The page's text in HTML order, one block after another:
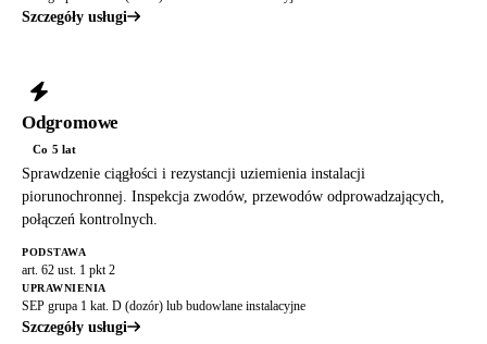
Szczegóły usługi
Odgromowe
Co 5 lat
Sprawdzenie ciągłości i rezystancji uziemienia instalacji
piorunochronnej. Inspekcja zwodów, przewodów odprowadzających,
połączeń kontrolnych.
PODSTAWA
art. 62 ust. 1 pkt 2
UPRAWNIENIA
SEP grupa 1 kat. D (dozór) lub budowlane instalacyjne
Szczegóły usługi